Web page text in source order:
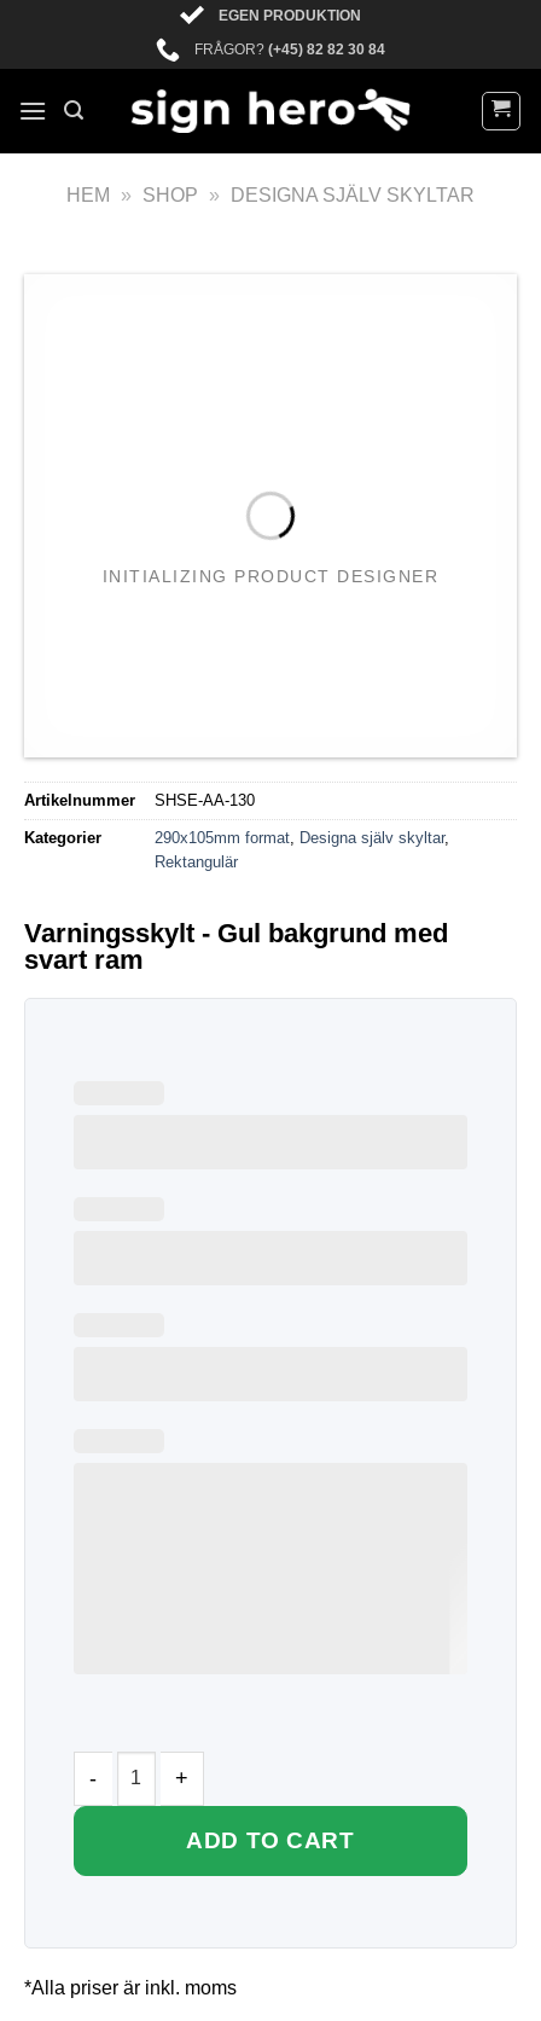
EGEN PRODUKTION
FRÅGOR? (+45) 82 82 30 84
HEM » SHOP » DESIGNA SJÄLV SKYLTAR
INITIALIZING PRODUCT DESIGNER
Artikelnummer SHSE-AA-130
Kategorier 290x105mm format Designa själv skyltar,
Rektangulär
Varningsskylt - Gul bakgrund med
svart ram
ADD TO CART
*Alla priser är inkl. moms